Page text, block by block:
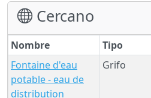
Cercano
Nombre Tipo
Fontaine d'eau
potable - eau de
distribution
Grifo